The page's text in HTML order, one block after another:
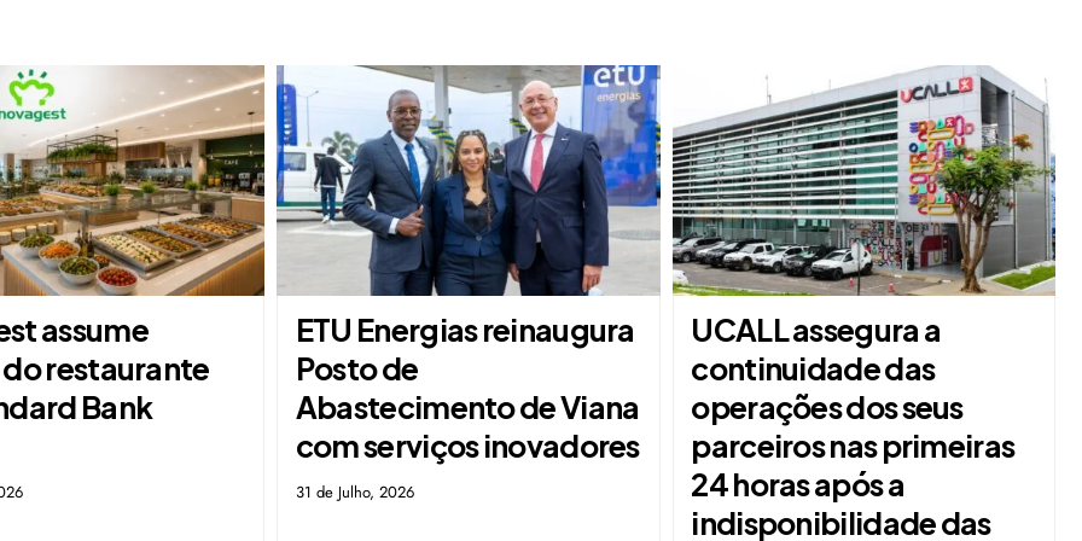
assume
restaurante
Bank
ETU Energias reinaugura
Posto de
Abastecimento de Viana
com serviços inovadores
31 de Julho, 2026
UCALL assegura a
continuidade das
operações dos seus
parceiros nas primeiras
24 horas após a
indisponibilidade das